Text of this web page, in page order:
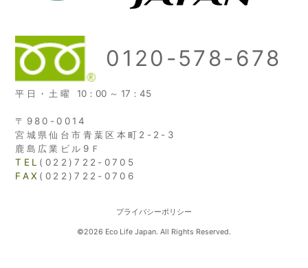
0120-578-678
平日・土曜 10：00 ～ 17：45
〒980-0014
宮城県仙台市青葉区本町2-2-3
鹿島広業ビル9Ｆ
TEL (022)722-0705
FAX (022)722-0706
プライバシーポリシー
©2026 Eco Life Japan. All Rights Reserved.